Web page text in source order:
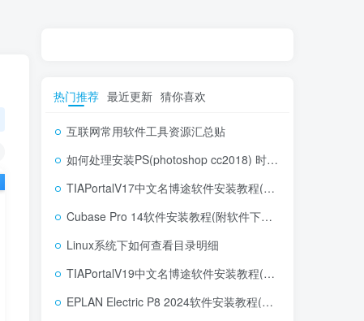
热门推荐 最近更新 猜你喜欢
互联网常用软件工具资源汇总贴
如何处理安装PS(photoshop cc2018) 时，提示系统或者IE浏览器需要升级
TIAPortalV17中文名博途软件安装教程(附软件下载地址)
Cubase Pro 14软件安装教程(附软件下载地址)
Linux系统下如何查看目录明细
TIAPortalV19中文名博途软件安装教程(附软件下载地址)
EPLAN Electric P8 2024软件安装教程(附软件下载地址)